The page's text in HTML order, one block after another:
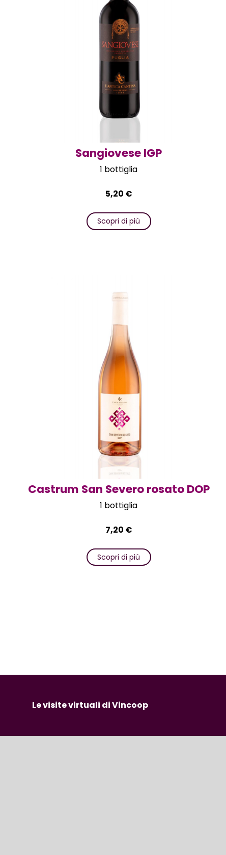
Sangiovese IGP
1 bottiglia
5,20 €
Scopri di più
Castrum San Severo rosato DOP
1 bottiglia
7,20 €
Scopri di più
Le visite virtuali di Vincoop